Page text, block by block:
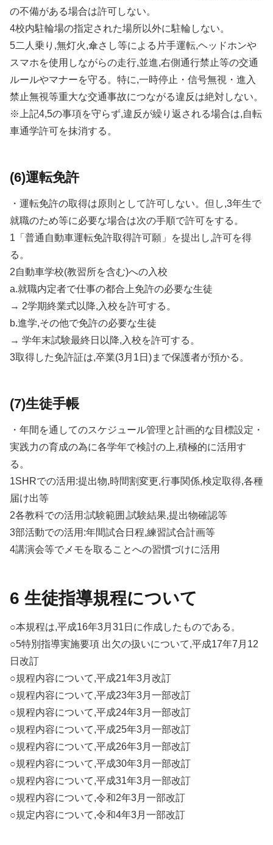
の不備がある場合は許可しない。
4校内駐輪場の指定された場所以外に駐輪しない。
5二人乗り,無灯火,傘さし等による片手運転,ヘッドホンや
スマホを使用しながらの走行,並進,右側通行禁止等の交通
ルールやマナーを守る。特に,一時停止・信号無視・進入
禁止無視等重大な交通事故につながる違反は絶対しない。
※上記4,5の事項を守らず,違反が繰り返される場合は,自転
車通学許可を抹消する。
(6)運転免許
・運転免許の取得は原則として許可しない。但し,3年生で
就職のため等に必要な場合は次の手順で許可をする。
1「普通自動車運転免許取得許可願」を提出し,許可を得
る。
2自動車学校(教習所を含む)への入校
a.就職内定者で仕事の都合上免許の必要な生徒
→ 2学期終業式以降,入校を許可する。
b.進学,その他で免許の必要な生徒
→ 学年末試験最終日以降,入校を許可する。
3取得した免許証は,卒業(3月1日)まで保護者が預かる。
(7)生徒手帳
・年間を通してのスケジュール管理と計画的な目標設定・
実践力の育成の為に各学年で検討の上,積極的に活用す
る。
1SHRでの活用:提出物,時間割変更,行事関係,検定取得,各種
届け出等
2各教科での活用:試験範囲,試験結果,提出物確認等
3部活動での活用:年間試合日程,練習試合計画等
4講演会等でメモを取ることへの習慣づけに活用
6 生徒指導規程について
○本規程は,平成16年3月31日に作成したものである。
○5特別指導実施要項 出欠の扱いについて,平成17年7月12
日改訂
○規程内容について,平成21年3月改訂
○規程内容について,平成23年3月一部改訂
○規程内容について,平成24年3月一部改訂
○規程内容について,平成25年3月一部改訂
○規程内容について,平成26年3月一部改訂
○規程内容について,平成30年3月一部改訂
○規程内容について,平成31年3月一部改訂
○規程内容について,令和2年3月一部改訂
○規定内容について,令和4年3月一部改訂